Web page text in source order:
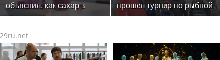
объяснил, как сахар в
рационе ускоряет
прошел турнир по рыбной
ловле среди команд
29ru.net